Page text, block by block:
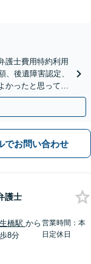
護士費用特約利用
後遺障害認定、
かったと思っても
でお問い合わせ
護士
橋駅 から
8分
営業時間：本
日定休日